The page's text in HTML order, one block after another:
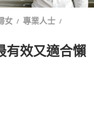
女
專業人士
有效又適合懶